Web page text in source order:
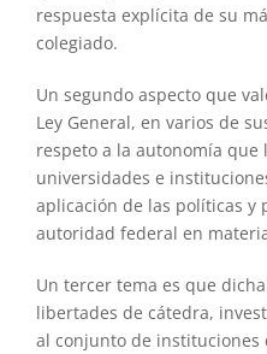
respuesta explícita de su
colegiado.
Un segundo aspecto que
Ley General, en varios de
respeto a la autonomía que
universidades e
aplicación de las políticas y
autoridad federal en
Un tercer tema es que
libertades de cátedra,
al conjunto de